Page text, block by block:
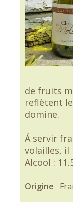
de fruits
reflètent
domine.
Á servir
volailles, il
Alcool :
Origine